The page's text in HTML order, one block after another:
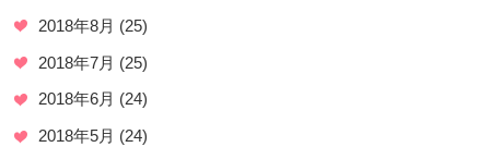
2018年8月 (25)
2018年7月 (25)
2018年6月 (24)
2018年5月 (24)